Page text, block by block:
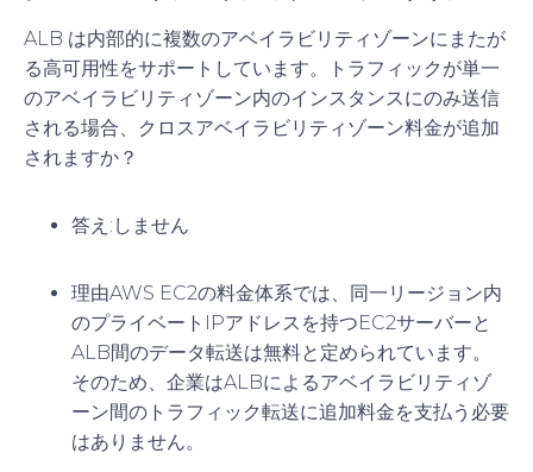
ALB は内部的に複数のアベイラビリティゾーンにまたが
る高可用性をサポートしています。トラフィックが単一
のアベイラビリティゾーン内のインスタンスにのみ送信
される場合、クロスアベイラビリティゾーン料金が追加
されますか？
答え :しません
理由AWS EC2の料金体系では、同一リージョン内
のプライベートIPアドレスを持つEC2サーバーと
ALB間のデータ転送は無料と定められています。
そのため、企業はALBによるアベイラビリティゾ
ーン間のトラフィック転送に追加料金を支払う必要
はありません。